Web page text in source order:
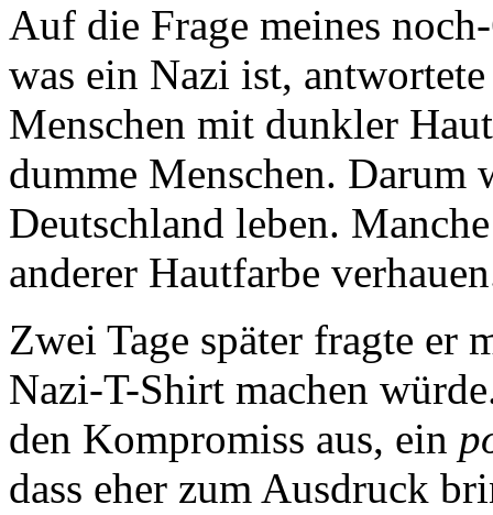
Auf die Frage meines
was ein Nazi ist,
Menschen mit dunkler
dumme Menschen. Darum
Deutschland leben.
anderer Hautfarbe
Zwei Tage später fragte
Nazi-T-Shirt machen
den Kompromiss aus, ein
dass eher zum Ausdruck